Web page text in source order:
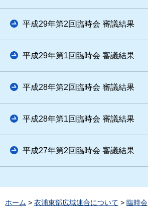
平成29年第2回臨時会 審議結果
平成29年第1回臨時会 審議結果
平成28年第2回臨時会 審議結果
平成28年第1回臨時会 審議結果
平成27年第2回臨時会 審議結果
ホーム > 衣浦東部広域連合について > 臨時会